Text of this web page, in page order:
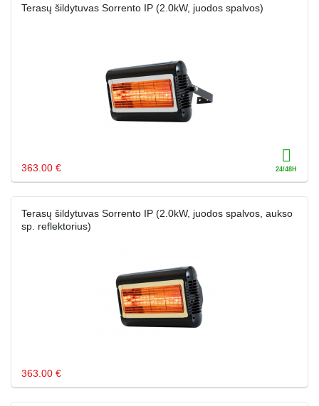
Terasų šildytuvas Sorrento IP (2.0kW, juodos spalvos)
363.00 €
Terasų šildytuvas Sorrento IP (2.0kW, juodos spalvos, aukso
sp. reflektorius)
363.00 €